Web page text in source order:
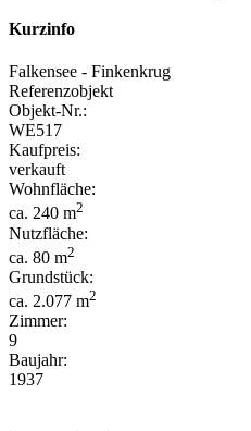
Kurzinfo
Falkensee - Finkenkrug
Referenzobjekt
Objekt-Nr.:
WE517
Kaufpreis:
verkauft
Wohnfläche:
ca. 240 m2
Nutzfläche:
ca. 80 m2
Grundstück:
ca. 2.077 m2
Zimmer:
9
Baujahr:
1937